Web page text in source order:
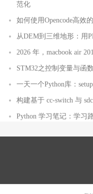
范化
如何使用Opencode高效
从DEM到三维地形：用
2026 年，macbook air
STM32之控制变量与函
一天一个Python库：
构建基于 cc-switch 与
Python 学习笔记：学习